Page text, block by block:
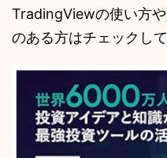
TradingViewの使い方
のある方はチェックし